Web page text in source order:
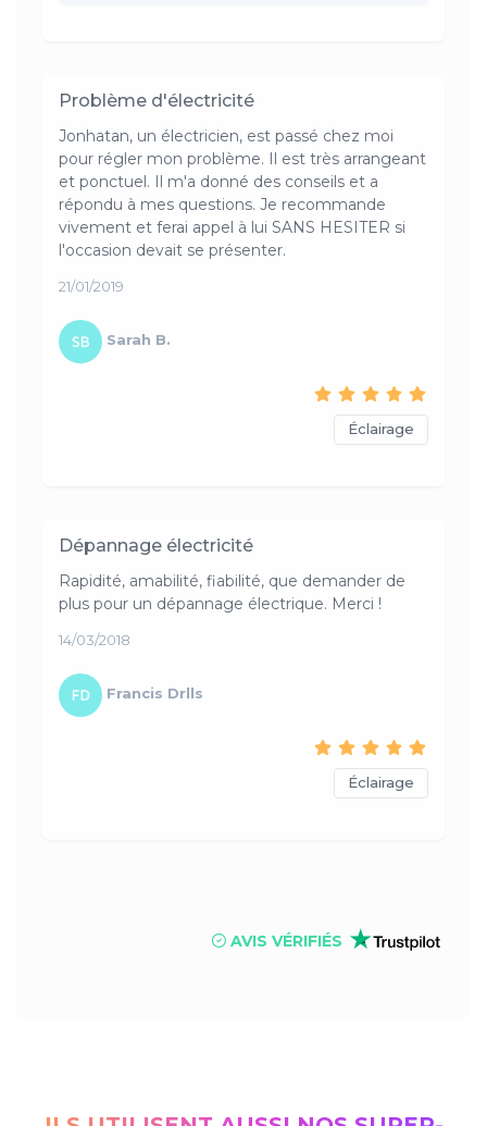
Problème d'électricité
Jonhatan, un électricien, est passé chez moi
pour régler mon problème. Il est très arrangeant
et ponctuel. Il m'a donné des conseils et a
répondu à mes questions. Je recommande
vivement et ferai appel à lui SANS HESITER si
l'occasion devait se présenter.
21/01/2019
Sarah B.
Éclairage
Dépannage électricité
Rapidité, amabilité, fiabilité, que demander de
plus pour un dépannage électrique. Merci !
14/03/2018
Francis Drlls
Éclairage
AVIS VÉRIFIÉS